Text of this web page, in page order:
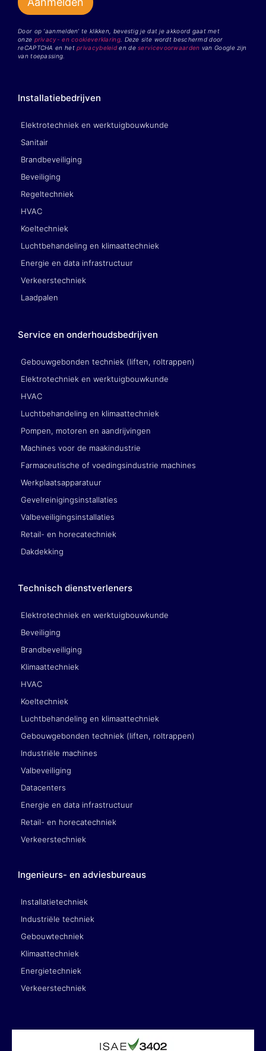
Door op ‘aanmelden’ te klikken, bevestig je dat je akkoord gaat met
onze privacy- en cookieverklaring. Deze site wordt beschermd door
reCAPTCHA en hetprivacybeleid en deservicevoorwaarden van Google zijn
van toepassing.
Installatiebedrijven
Elektrotechniek en werktuigbouwkunde
Sanitair
Brandbeveiliging
Beveiliging
Regeltechniek
HVAC
Koeltechniek
Luchtbehandeling en klimaattechniek
Energie en data infrastructuur
Verkeerstechniek
Laadpalen
Service en onderhoudsbedrijven
Gebouwgebonden techniek (liften, roltrappen)
Elektrotechniek en werktuigbouwkunde
HVAC
Luchtbehandeling en klimaattechniek
Pompen, motoren en aandrijvingen
Machines voor de maakindustrie
Farmaceutische of voedingsindustrie machines
Werkplaatsapparatuur
Gevelreinigingsinstallaties
Valbeveiligingsinstallaties
Retail- en horecatechniek
Dakdekking
Technisch dienstverleners
Elektrotechniek en werktuigbouwkunde
Beveiliging
Brandbeveiliging
Klimaattechniek
HVAC
Koeltechniek
Luchtbehandeling en klimaattechniek
Gebouwgebonden techniek (liften, roltrappen)
Industriële machines
Valbeveiliging
Datacenters
Energie en data infrastructuur
Retail- en horecatechniek
Verkeerstechniek
Ingenieurs- en adviesbureaus
Installatietechniek
Industriële techniek
Gebouwtechniek
Klimaattechniek
Energietechniek
Verkeerstechniek